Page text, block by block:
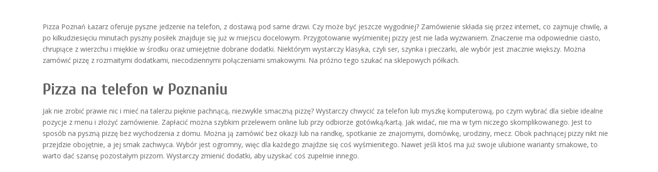
Pizza Poznań Łazarz oferuje pyszne jedzenie na telefon, z dostawą pod same drzwi. Czy może być jeszcze wygodniej? Zamówienie składa się przez internet, co zajmuje chwilę, a
po kilkudziesięciu minutach pyszny posiłek znajduje się już w miejscu docelowym. Przygotowanie wyśmienitej pizzy jest nie lada wyzwaniem. Znaczenie ma odpowiednie ciasto,
chrupiące z wierzchu i miękkie w środku oraz umiejętnie dobrane dodatki. Niektórym wystarczy klasyka, czyli ser, szynka i pieczarki, ale wybór jest znacznie większy. Można
zamówić pizzę z rozmaitymi dodatkami, niecodziennymi połączeniami smakowymi. Na próżno tego szukać na sklepowych półkach.
Pizza na telefon w Poznaniu
Jak nie zrobić prawie nic i mieć na talerzu pięknie pachnącą, niezwykle smaczną pizzę? Wystarczy chwycić za telefon lub myszkę komputerową, po czym wybrać dla siebie idealne
pozycje z menu i złożyć zamówienie. Zapłacić można szybkim przelewem online lub przy odbiorze gotówką/kartą. Jak widać, nie ma w tym niczego skomplikowanego. Jest to
sposób na pyszną pizzę bez wychodzenia z domu. Można ją zamówić bez okazji lub na randkę, spotkanie ze znajomymi, domówkę, urodziny, mecz. Obok pachnącej pizzy nikt nie
przejdzie obojętnie, a jej smak zachwyca. Wybór jest ogromny, więc dla każdego znajdzie się coś wyśmienitego. Nawet jeśli ktoś ma już swoje ulubione warianty smakowe, to
warto dać szansę pozostałym pizzom. Wystarczy zmienić dodatki, aby uzyskać coś zupełnie innego.